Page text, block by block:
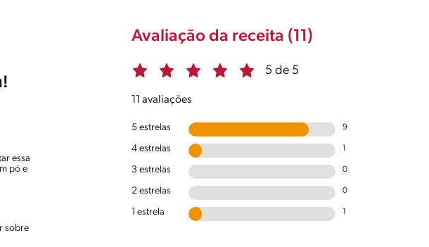
Avaliação da receita (11)
5 de 5
11 avaliações
5 estrelas 9
4 estrelas 1
3 estrelas 0
2 estrelas 0
1 estrela 1
essa
pó e
sobre